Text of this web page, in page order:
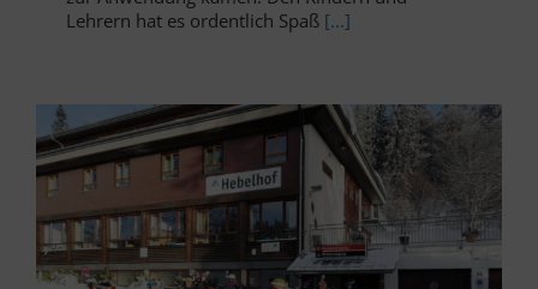
Lehrern hat es ordentlich Spaß [...]